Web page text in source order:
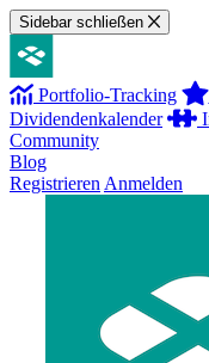
Sidebar schließen
Portfolio-Tracking
Dividendenkalender
Community
Blog
Registrieren Anmelden